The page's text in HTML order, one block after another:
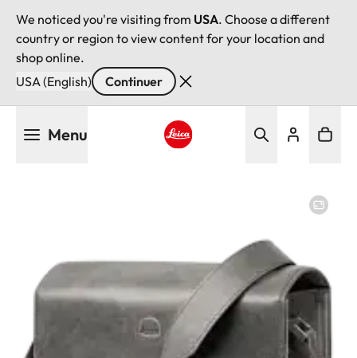
We noticed you're visiting from USA. Choose a different
country or region to view content for your location and
shop online.
USA (English)
Continuer
Menu